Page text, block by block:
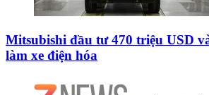
Mitsubishi đầu tư 470 triệu USD
làm xe điện hóa